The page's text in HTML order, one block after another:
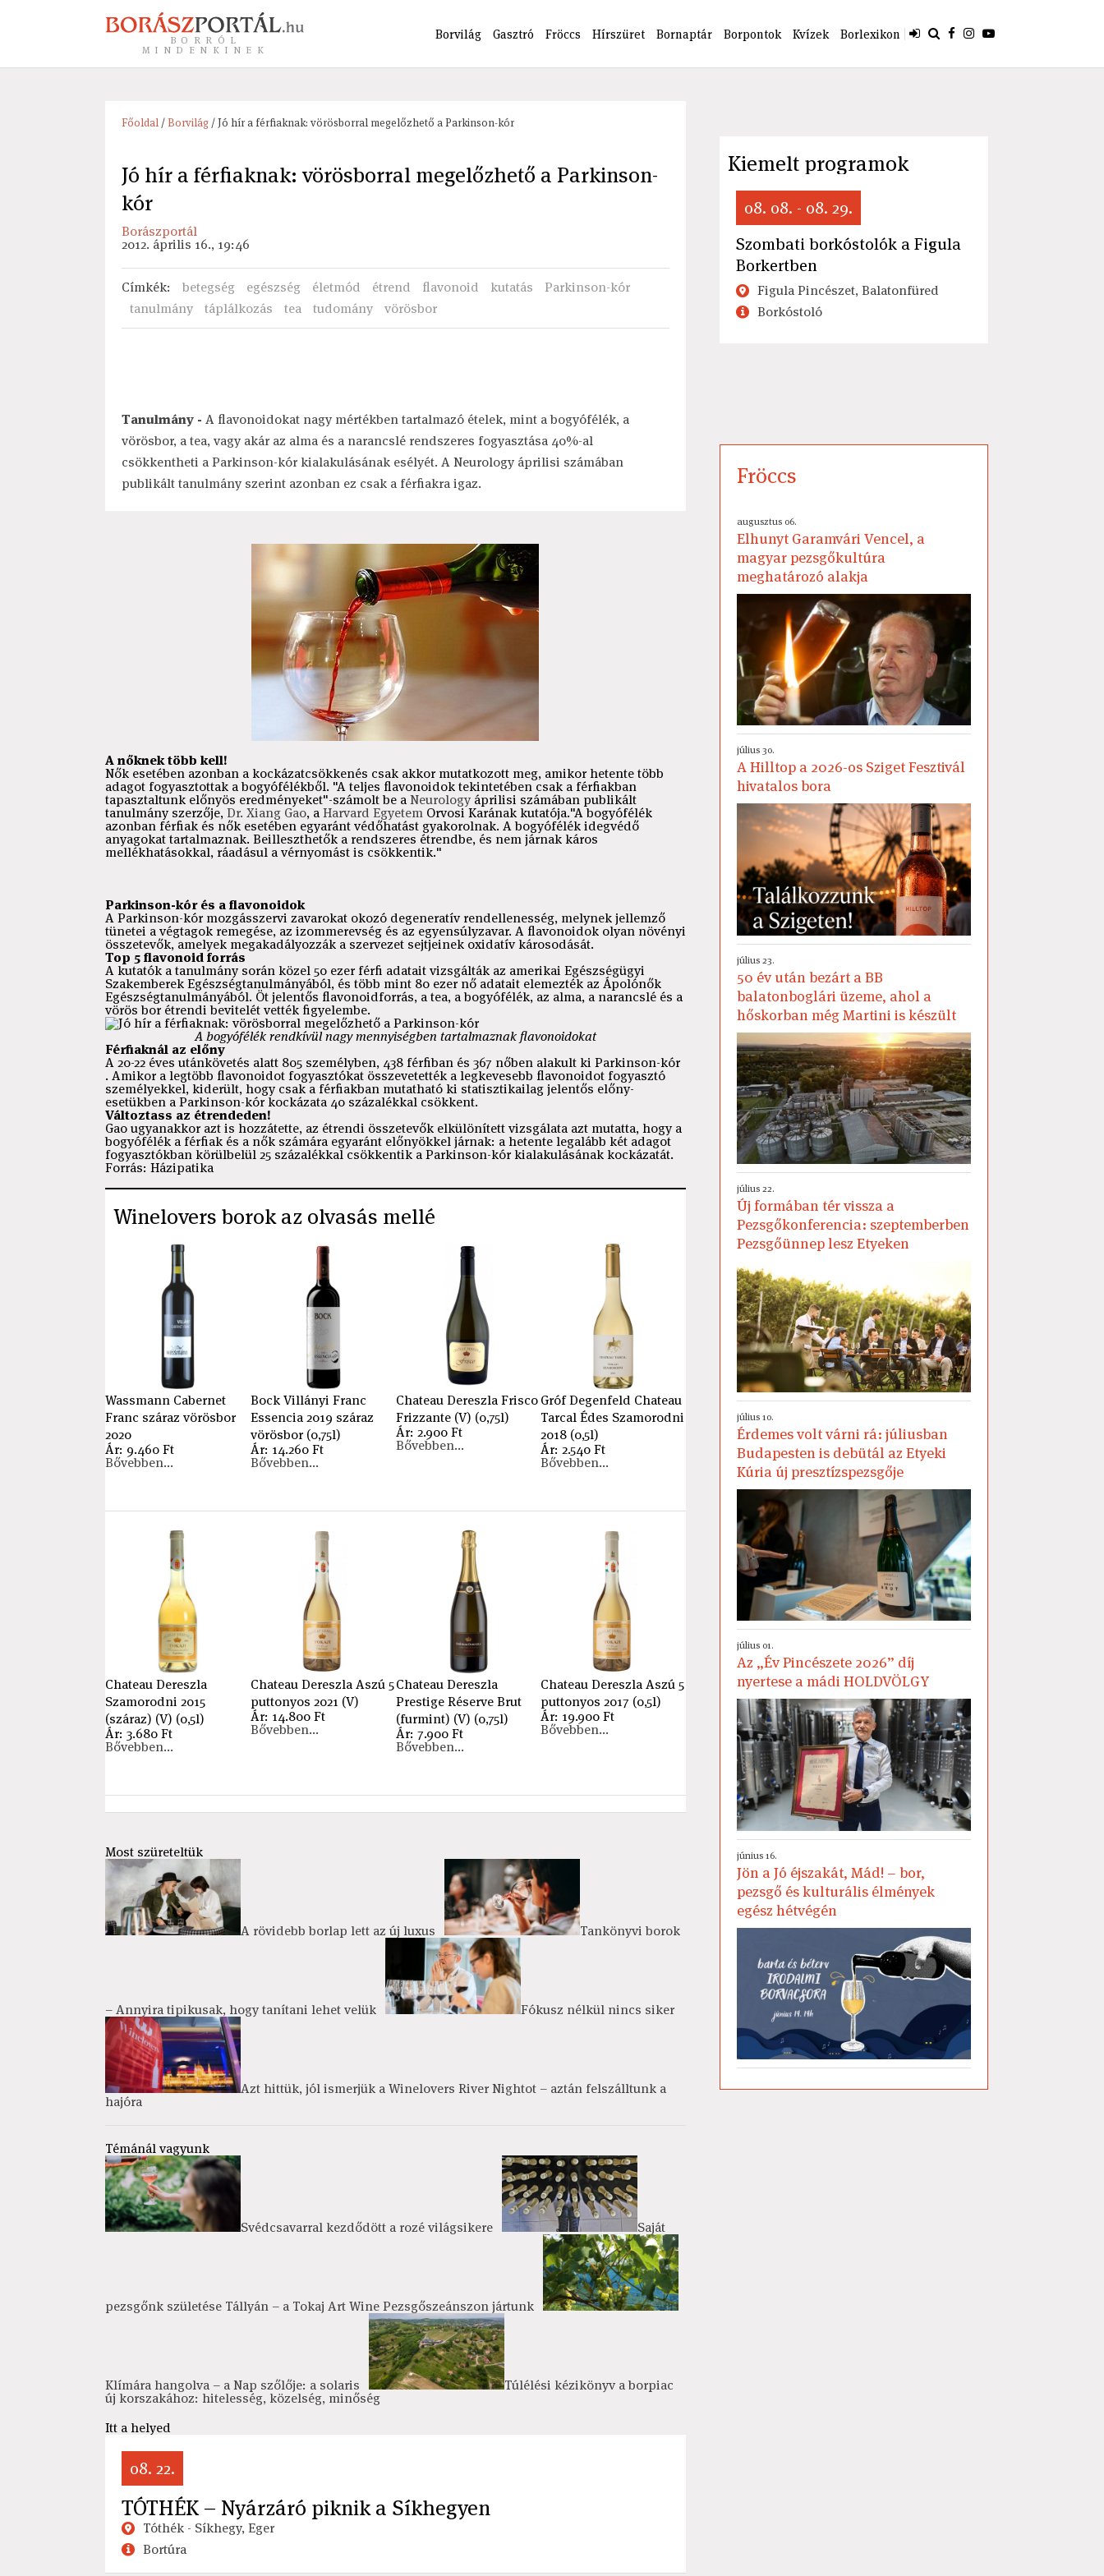
BORRÓL
MINDENKINEK
Borvilág Gasztró Fröccs Hírszüret Bornaptár Borpontok Kvízek Borlexikon
Főoldal/Borvilág/ Jó hír a férfiaknak: vörösborral megelőzhető a Parkinson-kór
Jó hír a férfiaknak: vörösborral megelőzhető a Parkinson-
kór
Borászportál
2012. április 16., 19:46
Címkék: betegség egészség életmód étrend flavonoid kutatás
Parkinson-kór
tanulmány
táplálkozás tea tudomány vörösbor
Tanulmány - A flavonoidokat nagy mértékben tartalmazó ételek, mint a bogyófélék, a
vörösbor, a tea, vagy akár az alma és a narancslé rendszeres fogyasztása 40%-al
csökkentheti a Parkinson-kór kialakulásának esélyét. A Neurology áprilisi számában
publikált tanulmány szerint azonban ez csak a férfiakra igaz.
A nőknek több kell!
Nők esetében azonban a kockázatcsökkenés csak akkor mutatkozott meg, amikor hetente több
adagot fogyasztottak a bogyófélékből. "A teljes flavonoidok tekintetében csak a férfiakban
tapasztaltunk előnyös eredményeket"-számolt be aNeurologyáprilisi számában publikált
tanulmány szerzője,Dr. Xiang Gao, aHarvard EgyetemOrvosi Karának kutatója."A bogyófélék
azonban férfiak és nők esetében egyaránt védőhatást gyakorolnak. A bogyófélék idegvédő
anyagokat tartalmaznak. Beilleszthetők a rendszeres étrendbe, és nem járnak káros
mellékhatásokkal, ráadásul a vérnyomást is csökkentik."
Parkinson-kór és a flavonoidok
A Parkinson-kór mozgásszervi zavarokat okozó degeneratív rendellenesség, melynek jellemző
tünetei a végtagok remegése, az izommerevség és az egyensúlyzavar. A flavonoidok olyan növényi
összetevők, amelyek megakadályozzák a szervezet sejtjeinek oxidatív károsodását.
Top 5 flavonoid forrás
A kutatók a tanulmány során közel 50 ezer férfi adatait vizsgálták az amerikai Egészségügyi
Szakemberek Egészségtanulmányából, és több mint 80 ezer nő adatait elemezték az Ápolónők
Egészségtanulmányából. Öt jelentős flavonoidforrás, a tea, a bogyófélék, az alma, a narancslé és a
vörös bor étrendi bevitelét vették figyelembe.
A bogyófélék rendkívül nagy mennyiségben tartalmaznak flavonoidokat
Férfiaknál az előny
A 20-22 éves utánkövetés alatt 805 személyben, 438 férfiban és 367 nőben alakult ki Parkinson-kór
. Amikor a legtöbb flavonoidot fogyasztókat összevetették a legkevesebb flavonoidot fogyasztó
személyekkel, kiderült, hogy csak a férfiakban mutatható ki statisztikailag jelentős előny-
esetükben a Parkinson-kór kockázata 40 százalékkal csökkent.
Változtass az étrendeden!
Gao ugyanakkor azt is hozzátette, az étrendi összetevők elkülönített vizsgálata azt mutatta, hogy a
bogyófélék a férfiak és a nők számára egyaránt előnyökkel járnak: a hetente legalább két adagot
fogyasztókban körülbelül 25 százalékkal csökkentik a Parkinson-kór kialakulásának kockázatát.
Forrás: Házipatika
Winelovers borok az olvasás mellé
Wassmann Cabernet
Franc száraz vörösbor
2020
Ár: 9.460 Ft
Bővebben...
Bock Villányi Franc
Essencia 2019 száraz
vörösbor (0,75l)
Ár: 14.260 Ft
Bővebben...
Chateau Dereszla Frisco
Frizzante (V) (0,75l)
Ár: 2.900 Ft
Bővebben...
Gróf Degenfeld Chateau
Tarcal Édes Szamorodni
2018 (0,5l)
Ár: 2.540 Ft
Bővebben...
Chateau Dereszla
Szamorodni 2015
(száraz) (V) (0,5l)
Ár: 3.680 Ft
Bővebben...
Chateau Dereszla Aszú 5
puttonyos 2021 (V)
Ár: 14.800 Ft
Bővebben...
Chateau Dereszla
Prestige Réserve Brut
(furmint) (V) (0,75l)
Ár: 7.900 Ft
Bővebben...
Chateau Dereszla Aszú 5
puttonyos 2017 (0,5l)
Ár: 19.900 Ft
Bővebben...
Most szüreteltük
A rövidebb borlap lett az új luxus Tankönyvi borok
– Annyira tipikusak, hogy tanítani lehet velük Fókusz nélkül nincs siker
Azt hittük, jól ismerjük a Winelovers River Nightot – aztán felszálltunk a
hajóra
Témánál vagyunk
Svédcsavarral kezdődött a rozé világsikere Saját
pezsgőnk születése Tállyán – a Tokaj Art Wine Pezsgőszeánszon jártunk
Klímára hangolva – a Nap szőlője: a solaris Túlélési kézikönyv a borpiac
új korszakához: hitelesség, közelség, minőség
Itt a helyed
08. 22.
TÓTHÉK – Nyárzáró piknik a Síkhegyen
Tóthék - Síkhegy, Eger
Bortúra
Kiemelt programok
08. 08. - 08. 29.
Szombati borkóstolók a Figula
Borkertben
Figula Pincészet, Balatonfüred
Borkóstoló
Fröccs
augusztus 06.
Elhunyt Garamvári Vencel, a
magyar pezsgőkultúra
meghatározó alakja
július 30.
A Hilltop a 2026-os Sziget Fesztivál
hivatalos bora
július 23.
50 év után bezárt a BB
balatonboglári üzeme, ahol a
hőskorban még Martini is készült
július 22.
Új formában tér vissza a
Pezsgőkonferencia: szeptemberben
Pezsgőünnep lesz Etyeken
július 10.
Érdemes volt várni rá: júliusban
Budapesten is debütál az Etyeki
Kúria új presztízspezsgője
július 01.
Az „Év Pincészete 2026” díj
nyertese a mádi HOLDVÖLGY
június 16.
Jön a Jó éjszakát, Mád! – bor,
pezsgő és kulturális élmények
egész hétvégén